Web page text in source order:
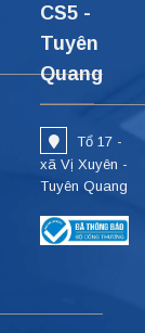
CS5 -
Tuyên
Quang
Tổ 17 -
xã Vị Xuyên -
Tuyên Quang